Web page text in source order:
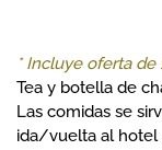
* Incluye oferta de
Tea y botella de
Las comidas se
ida/vuelta al hotel